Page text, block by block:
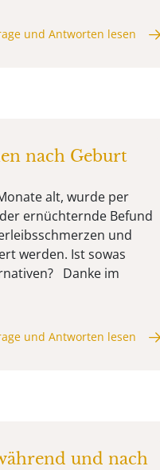
und Antworten lesen
nach Geburt
alt, wurde per
ernüchternde Befund
und
werden. Ist sowas
Danke im
und Antworten lesen
und nach